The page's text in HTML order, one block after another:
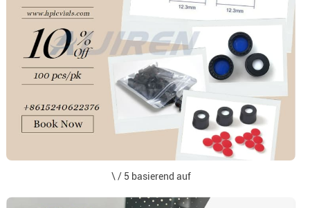
\ / 5 basierend auf